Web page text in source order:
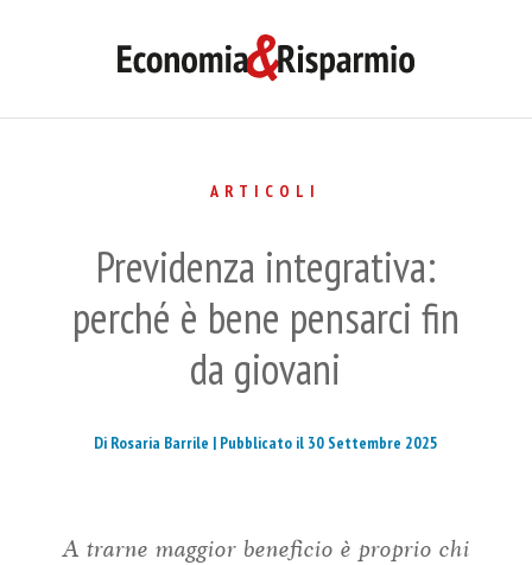
ARTICOLI
Previdenza integrativa:
perché è bene pensarci fin
da giovani
Di Rosaria Barrile | Pubblicato il 30 Settembre 2025
A trarne maggior beneficio è proprio chi